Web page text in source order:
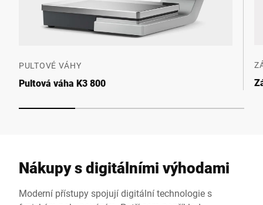
PULTOVÉ VÁHY
Pultová váha K3 800
Nákupy s digitálními výhodami
Moderní přístupy spojují digitální technologie s